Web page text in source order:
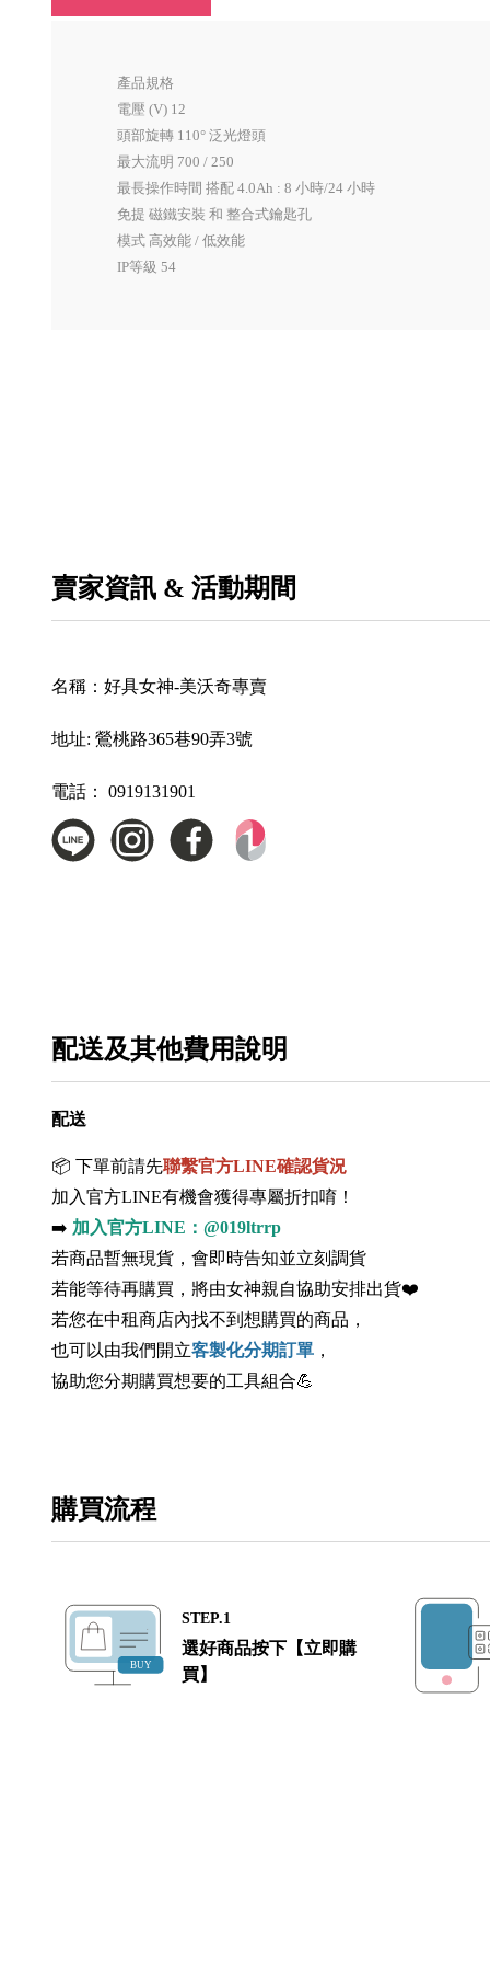
產品規格
電壓 (V) 12
頭部旋轉 110° 泛光燈頭
最大流明 700 / 250
最長操作時間 搭配 4.0Ah : 8 小時/24 小時
免提 磁鐵安裝 和 整合式鑰匙孔
模式 高效能 / 低效能
IP等級 54
賣家資訊 & 活動期間
名稱： 好具女神-美沃奇專賣
地址: 鶯桃路365巷90弄3號
電話： 0919131901
配送及其他費用說明
配送
📦 下單前請先聯繫官方LINE確認貨況
加入官方LINE有機會獲得專屬折扣唷！
➡️ 加入官方LINE：@019ltrrp
若商品暫無現貨，會即時告知並立刻調貨
若能等待再購買，將由女神親自協助安排出貨❤️
若您在中租商店內找不到想購買的商品，
也可以由我們開立客製化分期訂單 ，
協助您分期購買想要的工具組合💪
購買流程
STEP.1
選好商品按下【立即購
買】